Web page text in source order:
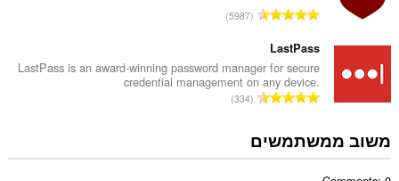
י
ם י
ג
י
ם
מ
ר
ד
י
ו
ג
5987
LastPass
LastPass is an award-winning password manager for secure
credential management on any device.
מ
ר
334
משוב ממשתמשים